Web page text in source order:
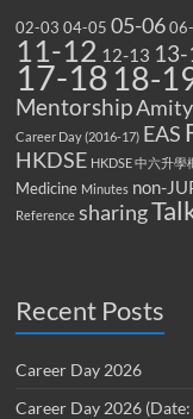
02-03 04-05 05-06
11-12 12-13
17-18 18-
MentorshipAmity
Career Day (2016-17) EAS
HKDSE HKDSE 中六升
Medicine Minutes non-
Reference sharing
Recent Posts
Career Day 2026
Career Day 2026